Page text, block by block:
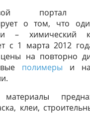
портал
о том, что
– химический
с 1 марта 2012
на повторно
полимеры и
клеи,